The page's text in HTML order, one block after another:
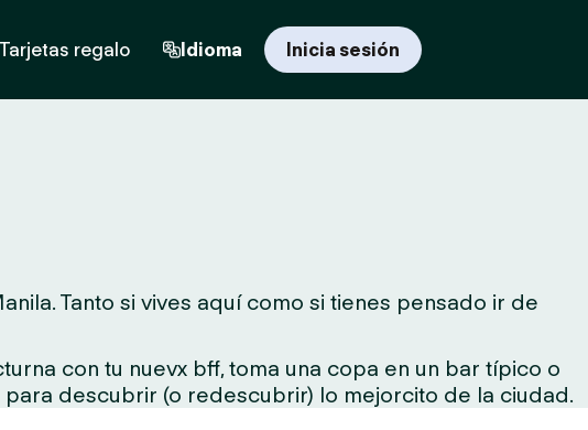
Tarjetas regalo Idioma Inicia sesión
Tanto si vives aquí como si tienes pensado ir de
con tu nuevx bff, toma una copa en un bar típico o
descubrir (o redescubrir) lo mejorcito de la ciudad.